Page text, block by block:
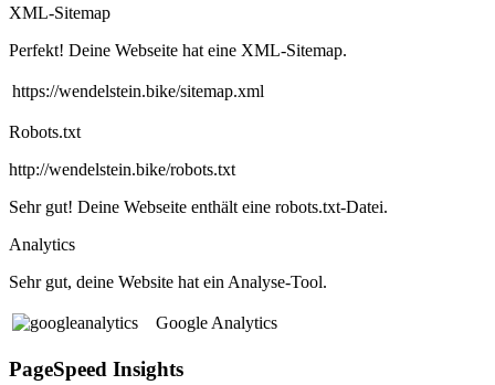
XML-Sitemap
Perfekt! Deine Webseite hat eine XML-Sitemap.
https://wendelstein.bike/sitemap.xml
Robots.txt
http://wendelstein.bike/robots.txt
Sehr gut! Deine Webseite enthält eine robots.txt-Datei.
Analytics
Sehr gut, deine Website hat ein Analyse-Tool.
Google Analytics
PageSpeed Insights